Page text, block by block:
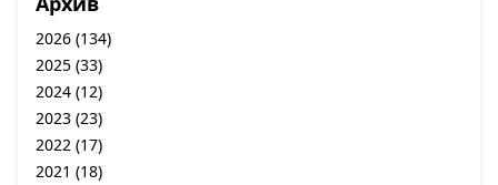
2026 (134)
2025 (33)
2024 (12)
2023 (23)
2022 (17)
2021 (18)